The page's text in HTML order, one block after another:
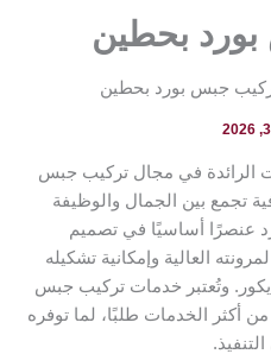
بحطين
جبس بورد بحطين
الرائدة في مجال تركيب جبس
تجمع بين الجمال والوظيفة
عنصرًا أساسيًا في تصميم
العالية وإمكانية تشكيله
وتُعتبر خدمات تركيب جبس
أكثر الخدمات طلبًا، لما توفره